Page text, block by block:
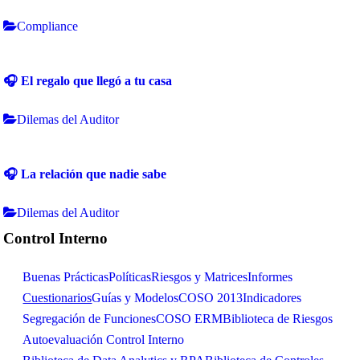
Compliance
🎧 El regalo que llegó a tu casa
Dilemas del Auditor
🎧 La relación que nadie sabe
Dilemas del Auditor
Control Interno
Buenas PrácticasPolíticasRiesgos y MatricesInformes
CuestionariosGuías y ModelosCOSO 2013Indicadores
Segregación de FuncionesCOSO ERMBiblioteca de Riesgos
Autoevaluación Control Interno